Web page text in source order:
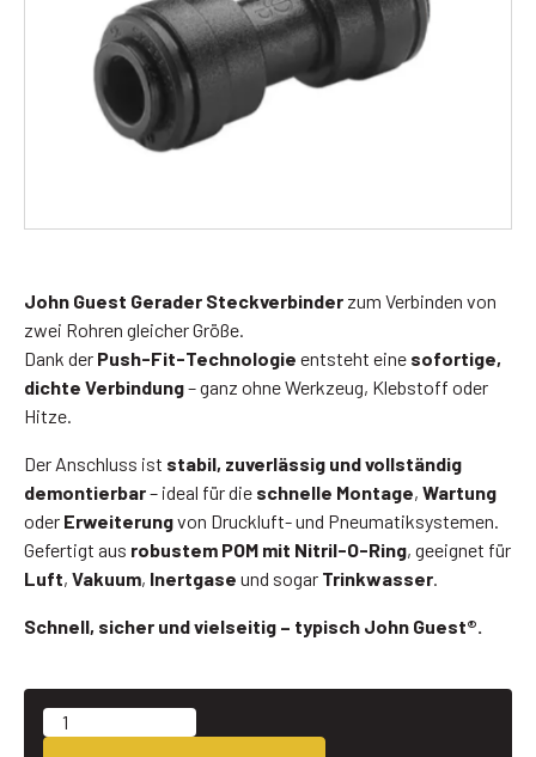
John Guest Gerader Steckverbinder zum Verbinden von
zwei Rohren gleicher Größe.
Dank der Push-Fit-Technologie entsteht eine sofortige,
dichte Verbindung– ganz ohne Werkzeug, Klebstoff oder
Hitze.
Der Anschluss ist stabil, zuverlässig und vollständig
demontierbar– ideal für die schnelle Montage, Wartung
oder Erweiterungvon Druckluft- und Pneumatiksystemen.
Gefertigt aus robustem POM mit Nitril-O-Ring, geeignet für
Luft, Vakuum, Inertgase und sogar Trinkwasser.
Schnell, sicher und vielseitig – typisch John Guest®.